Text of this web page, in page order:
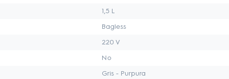
1,5 L
Bagless
220 V
No
Gris - Purpura